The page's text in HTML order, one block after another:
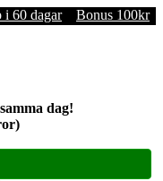
i 60 dagar Bonus 100kr
dag!